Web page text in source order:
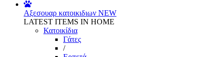
Αξεσουαρ κατοικιδιων NEW
LATEST ITEMS IN HOME
Κατοικίδια
Γάτες
/